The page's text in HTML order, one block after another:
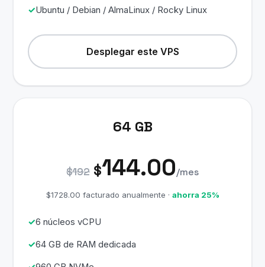
Ubuntu / Debian / AlmaLinux / Rocky Linux
Desplegar este VPS
64 GB
$192 $144.00/mes
$1728.00 facturado anualmente · ahorra 25%
6 núcleos vCPU
64 GB de RAM dedicada